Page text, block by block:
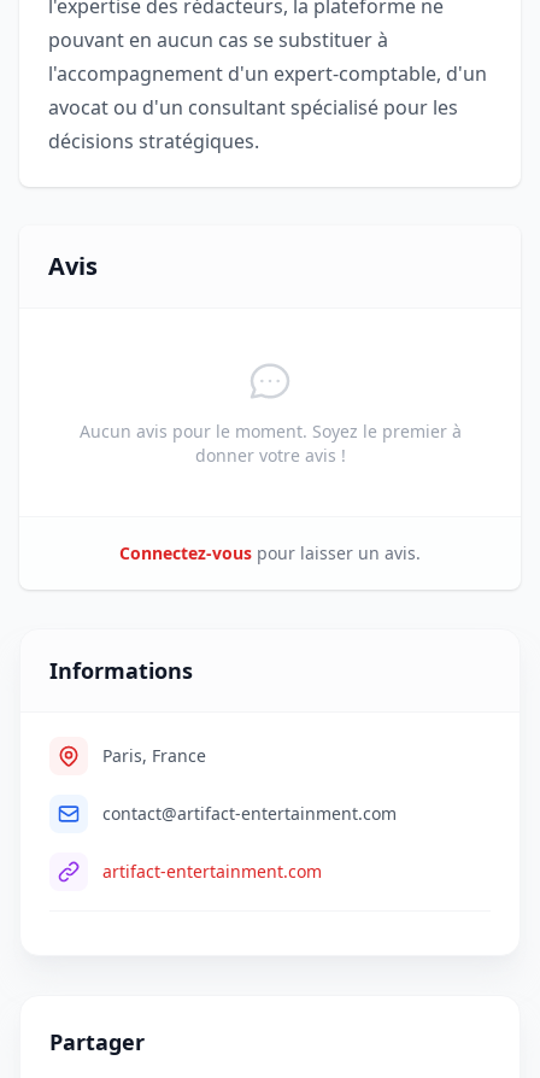
l'expertise des rédacteurs, la plateforme ne
pouvant en aucun cas se substituer à
l'accompagnement d'un expert-comptable, d'un
avocat ou d'un consultant spécialisé pour les
décisions stratégiques.
Avis
Aucun avis pour le moment. Soyez le premier à
donner votre avis !
Connectez-vous pour laisser un avis.
Informations
Paris, France
contact@artifact-entertainment.com
artifact-entertainment.com
Partager